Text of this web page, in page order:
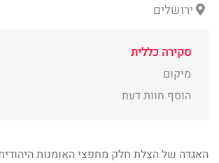
ירושלים
סקירה כללית
מיקום
הוסף חוות דעת
האגדה של הצלת חלק מחפצי האומנות